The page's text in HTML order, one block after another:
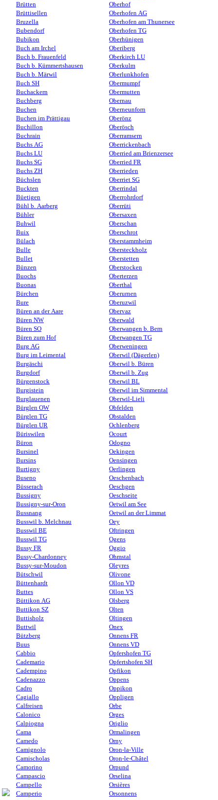
Brütten
Brüttisellen
Bruzella
Bubendorf
Bubikon
Buch am Irchel
Buch b. Frauenfeld
Buch b. Kümmertshausen
Buch b. Märwil
Buch SH
Buchackern
Buchberg
Buchen
Buchen im Prättigau
Buchillon
Buchrain
Buchs AG
Buchs LU
Buchs SG
Buchs ZH
Büchslen
Buckten
Büetigen
Bühl b. Aarberg
Bühler
Buhwil
Buix
Bülach
Bulle
Bullet
Bünzen
Buochs
Buonas
Bürchen
Bure
Büren an der Aare
Büren NW
Büren SO
Büren zum Hof
Burg AG
Burg im Leimental
Burgäschi
Burgdorf
Bürgenstock
Burgistein
Burglauenen
Bürglen OW
Bürglen TG
Bürglen UR
Büriswilen
Büron
Bursinel
Bursins
Burtigny
Buseno
Büsserach
Bussigny
Bussigny-sur-Oron
Bussnang
Busswil b. Melchnau
Busswil BE
Busswil TG
Bussy FR
Bussy-Chardonney
Bussy-sur-Moudon
Bütschwil
Büttenhardt
Buttes
Büttikon AG
Buttikon SZ
Buttisholz
Buttwil
Bützberg
Buus
Cabbio
Cademario
Cadempino
Cadenazzo
Cadro
Cagiallo
Calfreisen
Calonico
Calpiogna
Cama
Camedo
Camignolo
Camischolas
Camorino
Campascio
Campello
Camperio
Oberhof
Oberhofen AG
Oberhofen am Thunersee
Oberhofen TG
Oberhünigen
Oberiberg
Oberkirch LU
Oberkulm
Oberlunkhofen
Obermumpf
Obermutten
Obernau
Oberneunforn
Oberönz
Oberösch
Oberramsern
Oberrickenbach
Oberried am Brienzersee
Oberried FR
Oberrieden
Oberriet SG
Oberrindal
Oberrohrdorf
Oberrüti
Obersaxen
Oberschan
Oberschrot
Oberstammheim
Obersteckholz
Oberstetten
Oberstocken
Oberterzen
Oberthal
Oberurnen
Oberuzwil
Obervaz
Oberwald
Oberwangen b. Bern
Oberwangen TG
Oberweningen
Oberwil (Dägerlen)
Oberwil b. Büren
Oberwil b. Zug
Oberwil BL
Oberwil im Simmental
Oberwil-Lieli
Obfelden
Obstalden
Ochlenberg
Ocourt
Odogno
Oekingen
Oensingen
Oerlingen
Oeschenbach
Oeschgen
Oeschseite
Oetwil am See
Oetwil an der Limmat
Oey
Oftringen
Ogens
Oggio
Ohmstal
Oleyres
Olivone
Ollon VD
Ollon VS
Olsberg
Olten
Oltingen
Onex
Onnens FR
Onnens VD
Opfershofen TG
Opfertshofen SH
Opfikon
Oppens
Oppikon
Oppligen
Orbe
Orges
Origlio
Ormalingen
Orny
Oron-la-Ville
Oron-le-Châtel
Orpund
Orselina
Orsières
Orsonnens